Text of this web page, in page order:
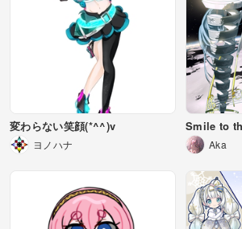
変わらない笑顔(*^^)v
ヨノハナ
Smile to
Aka